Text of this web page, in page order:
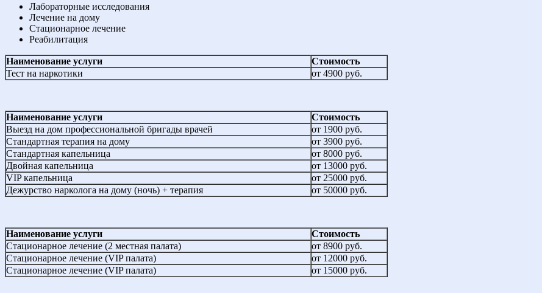
Лабораторные исследования
Лечение на дому
Стационарное лечение
Реабилитация
Наименование услуги
Стоимость
Тест на наркотики
от 4900 руб.
Наименование услуги
Стоимость
Выезд на дом профессиональной бригады врачей
от 1900 руб.
Стандартная терапия на дому
от 3900 руб.
Стандартная капельница
от 8000 руб.
Двойная капельница
от 13000 руб.
VIP капельница
от 25000 руб.
Дежурство нарколога на дому (ночь) + терапия
от 50000 руб.
Наименование услуги
Стоимость
Стационарное лечение (2 местная палата)
от 8900 руб.
Стационарное лечение (VIP палата)
от 12000 руб.
Стационарное лечение (VIP палата)
от 15000 руб.